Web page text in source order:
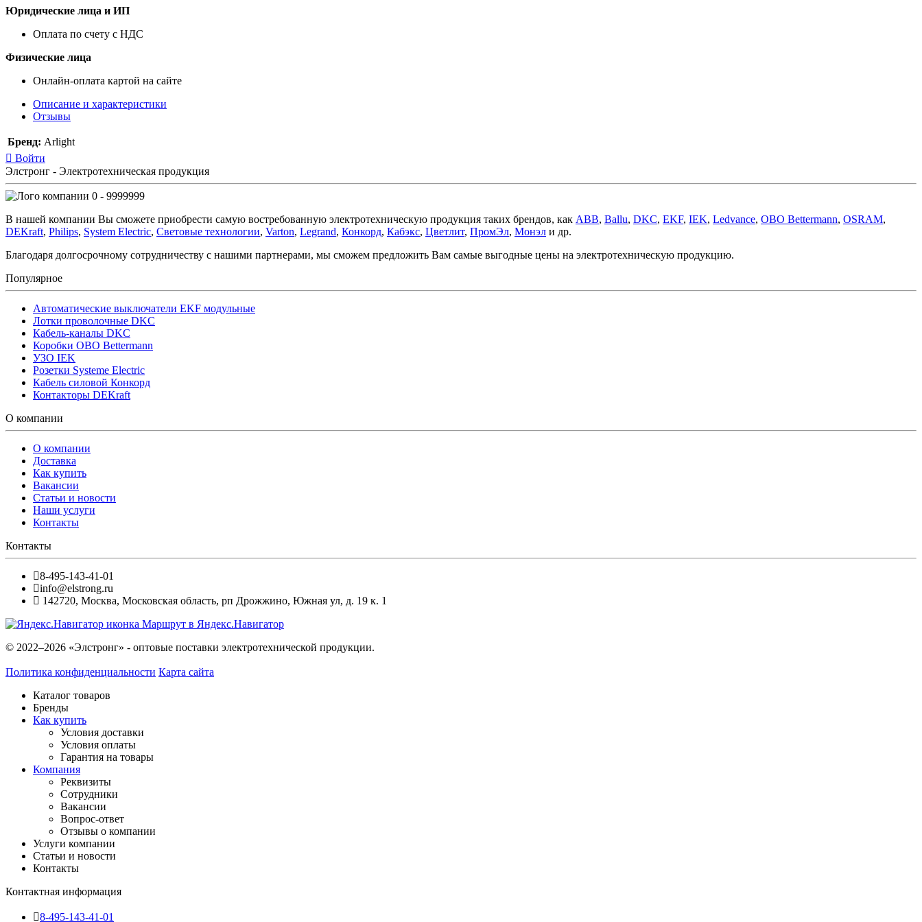
Юридические лица и ИП
Оплата по счету с НДС
Физические лица
Онлайн-оплата картой на сайте
Описание и характеристики
Отзывы
Бренд: Arlight
Войти
Элстронг - Электротехническая продукция
0 - 9999999
В нашей компании Вы сможете приобрести самую востребованную электротехническую продукция таких брендов, как ABB, Ballu, DKC, EKF, IEK, Ledvance, OBO Bettermann, OSRAM,
DEKraft, Philips, System Electric, Световые технологии, Varton, Legrand, Конкорд, Кабэкс, Цветлит, ПромЭл, Монэл и др.
Благодаря долгосрочному сотрудничеству с нашими партнерами, мы сможем предложить Вам самые выгодные цены на электротехническую продукцию.
Популярное
Автоматические выключатели EKF модульные
Лотки проволочные DKC
Кабель-каналы DKC
Коробки OBO Bettermann
УЗО IEK
Розетки Systeme Electric
Кабель силовой Конкорд
Контакторы DEKraft
О компании
О компании
Доставка
Как купить
Вакансии
Статьи и новости
Наши услуги
Контакты
Контакты
8-495-143-41-01
info@elstrong.ru
142720, Москва, Московская область, рп Дрожжино, Южная ул, д. 19 к. 1
Маршрут в Яндекс.Навигатор
© 2022–2026 «Элстронг» - оптовые поставки электротехнической продукции.
Политика конфиденциальности Карта сайта
Каталог товаров
Бренды
Как купить
Условия доставки
Условия оплаты
Гарантия на товары
Компания
Реквизиты
Сотрудники
Вакансии
Вопрос-ответ
Отзывы о компании
Услуги компании
Статьи и новости
Контакты
Контактная информация
8-495-143-41-01